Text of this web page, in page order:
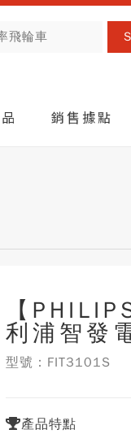
銷售據點
【
利浦智發
型號：FIT3101S
產品特點